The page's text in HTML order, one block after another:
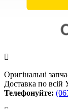
Оригінальні
Доставка по всій
Телефонуйте: